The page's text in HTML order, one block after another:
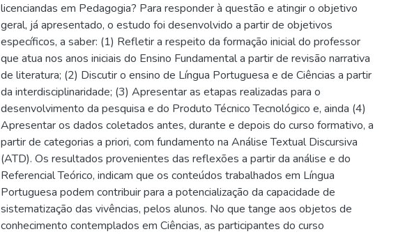
licenciandas em Pedagogia? Para responder à questão e atingir o objetivo
geral, já apresentado, o estudo foi desenvolvido a partir de objetivos
específicos, a saber: (1) Refletir a respeito da formação inicial do professor
que atua nos anos iniciais do Ensino Fundamental a partir de revisão narrativa
de literatura; (2) Discutir o ensino de Língua Portuguesa e de Ciências a partir
da interdisciplinaridade; (3) Apresentar as etapas realizadas para o
desenvolvimento da pesquisa e do Produto Técnico Tecnológico e, ainda (4)
Apresentar os dados coletados antes, durante e depois do curso formativo, a
partir de categorias a priori, com fundamento na Análise Textual Discursiva
(ATD). Os resultados provenientes das reflexões a partir da análise e do
Referencial Teórico, indicam que os conteúdos trabalhados em Língua
Portuguesa podem contribuir para a potencialização da capacidade de
sistematização das vivências, pelos alunos. No que tange aos objetos de
conhecimento contemplados em Ciências, as participantes do curso